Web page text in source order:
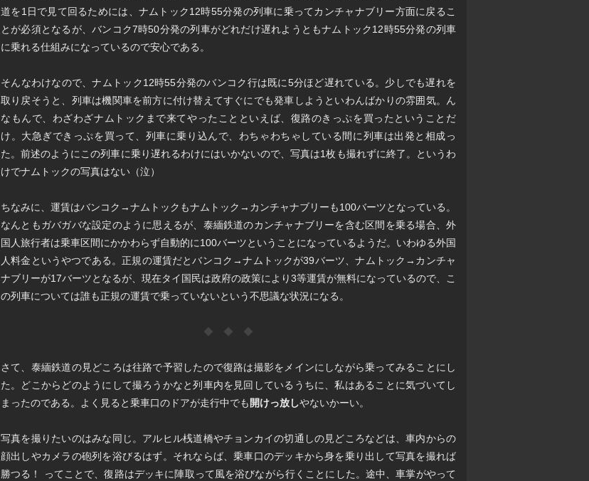
道を1日で見て回るためには、ナムトック12時55分発の列車に乗ってカンチャナブリー方面に戻るこ
とが必須となるが、バンコク7時50分発の列車がどれだけ遅れようともナムトック12時55分発の列車
に乗れる仕組みになっているので安心である。
そんなわけなので、ナムトック12時55分発のバンコク行は既に5分ほど遅れている。少しでも遅れを
取り戻そうと、列車は機関車を前方に付け替えてすぐにでも発車しようといわんばかりの雰囲気。ん
なもんで、わざわざナムトックまで来てやったことといえば、復路のきっぷを買ったということだ
け。大急ぎできっぷを買って、列車に乗り込んで、わちゃわちゃしている間に列車は出発と相成っ
た。前述のようにこの列車に乗り遅れるわけにはいかないので、写真は1枚も撮れずに終了。というわ
けでナムトックの写真はない（泣）
ちなみに、運賃はバンコク→ナムトックもナムトック→カンチャナブリーも100バーツとなっている。
なんともガバガバな設定のように思えるが、泰緬鉄道のカンチャナブリーを含む区間を乗る場合、外
国人旅行者は乗車区間にかかわらず自動的に100バーツということになっているようだ。いわゆる外国
人料金というやつである。正規の運賃だとバンコク→ナムトックが39バーツ、ナムトック→カンチャ
ナブリーが17バーツとなるが、現在タイ国民は政府の政策により3等運賃が無料になっているので、こ
の列車については誰も正規の運賃で乗っていないという不思議な状況になる。
◆ ◆ ◆
さて、泰緬鉄道の見どころは往路で予習したので復路は撮影をメインにしながら乗ってみることにし
た。どこからどのようにして撮ろうかなと列車内を見回しているうちに、私はあることに気づいてし
まったのである。よく見ると乗車口のドアが走行中でも 開けっ放しやないかーい。
写真を撮りたいのはみな同じ。アルヒル桟道橋やチョンカイの切通しの見どころなどは、車内からの
顔出しやカメラの砲列を浴びるはず。それならば、乗車口のデッキから身を乗り出して写真を撮れば
勝つる！ ってことで、復路はデッキに陣取って風を浴びながら行くことにした。途中、車掌がやって